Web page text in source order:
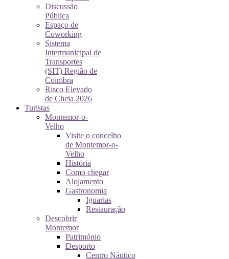
Discussão
Pública
Espaço de
Coworking
Sistema
Intermunicipal de
Transportes
(SIT) Região de
Coimbra
Risco Elevado
de Cheia 2026
Turistas
Montemor-o-
Velho
Visite o concelho
de Montemor-o-
Velho
História
Como chegar
Alojamento
Gastronomia
Iguarias
Restauração
Descobrir
Montemor
Património
Desporto
Centro Náutico